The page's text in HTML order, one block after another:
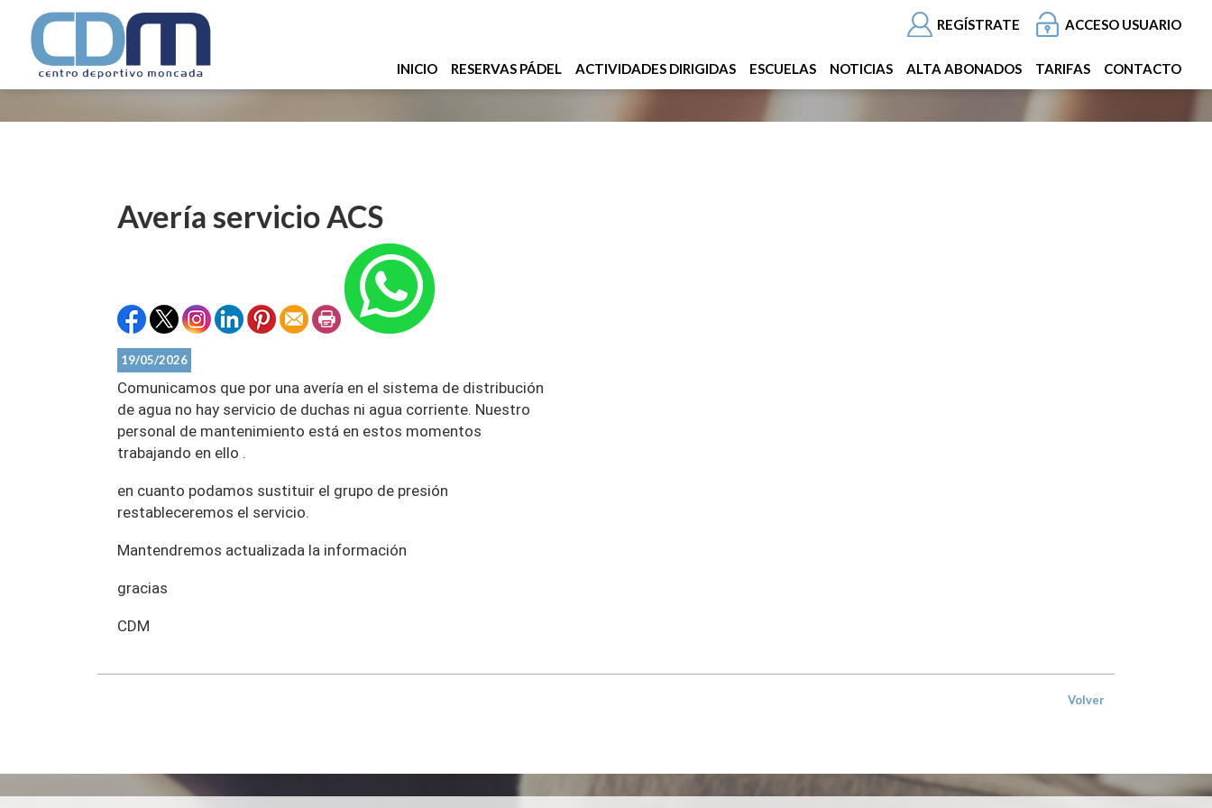
REGÍSTRATE ACCESO USUARIO
INICIO RESERVAS PÁDEL ACTIVIDADES DIRIGIDAS ESCUELAS NOTICIAS ALTA ABONADOS TARIFAS CONTACTO
Avería servicio ACS
19/05/2026
Comunicamos que por una avería en el sistema de distribución
de agua no hay servicio de duchas ni agua corriente. Nuestro
personal de mantenimiento está en estos momentos
trabajando en ello .
en cuanto podamos sustituir el grupo de presión
restableceremos el servicio.
Mantendremos actualizada la información
gracias
CDM
Volver